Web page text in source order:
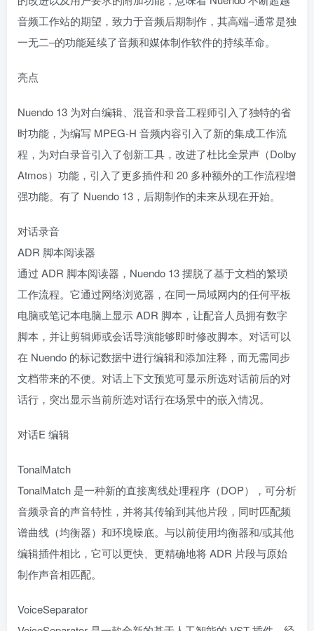
音频工作站的期望，致力于音频后期制作，其高端–通常是独
一无二–的功能延续了音频和媒体制作软件的持续革命。
亮点
Nuendo 13 为对白编辑、混音和录音工程师引入了独特的省
时功能，为编写 MPEG-H 音频内容引入了新的集成工作流
程，为对白录音引入了创新工具，改进了杜比全景声（Dolby
Atmos）功能，引入了更多插件和 20 多种额外的工作流程增
强功能。有了 Nuendo 13，后期制作的未来从现在开始。
对话录音
ADR 脚本阅读器
通过 ADR 脚本阅读器，Nuendo 13 摆脱了基于文档的繁琐
工作流程。它通过网络浏览器，在同一局域网内的任何平板
电脑或笔记本电脑上显示 ADR 脚本，让配音人员拥有数字
脚本，并让剪辑师或会话导演能够即时修改脚本。对话可以
在 Nuendo 的标记数据中进行编辑和添加注释，而无需同步
文档带来的不便。对话上下文预览可显示所选对话前后的对
话行，突出显示当前所选对话行在场景中的嵌入情况。
对话E 编辑
TonalMatch
TonalMatch 是一种新的直接离线处理程序（DOP），可分析
音频录音的声音特性，并将其传输到其他片段，同时匹配频
谱曲线（均衡器）和环境噪底。与以前使用均衡器和/或其他
编辑插件相比，它可以更快、更精确地将 ADR 片段与原始
制作声音相匹配。
VoiceSeparator